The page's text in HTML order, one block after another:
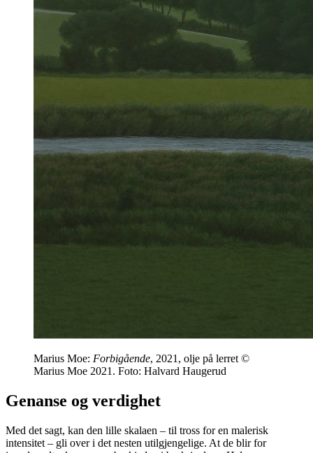
Marius Moe: Forbigående, 2021, olje på lerret ©
Marius Moe 2021. Foto: Halvard Haugerud
Genanse og verdighet
Med det sagt, kan den lille skalaen – til tross for en malerisk
intensitet – gli over i det nesten utilgjengelige. At de blir for